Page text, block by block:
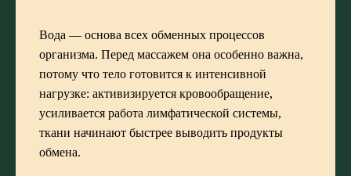
Вода — основа всех обменных процессов
организма. Перед массажем она особенно важна,
потому что тело готовится к интенсивной
нагрузке: активизируется кровообращение,
усиливается работа лимфатической системы,
ткани начинают быстрее выводить продукты
обмена.